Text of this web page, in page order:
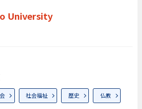
University
社会福祉 歴史 仏教